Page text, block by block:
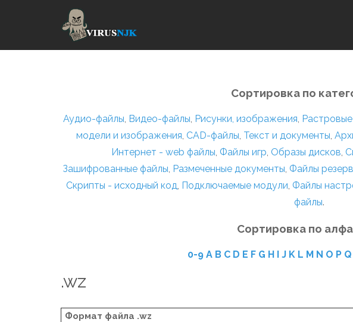
Сортировка по
Аудио-файлы, Видео-файлы, Рисунки, изображения,
модели и изображения, CAD-файлы, Текст и документы,
Интернет - web файлы, Файлы игр, Образы дисков,
Зашифрованные файлы, Размеченные документы, Файлы
Скрипты - исходный код, Подключаемые модули, Файлы
файлы.
Сортировка по
0-9 A B C D E F G H I J K L M N O P Q
.wz
Формат файла .wz